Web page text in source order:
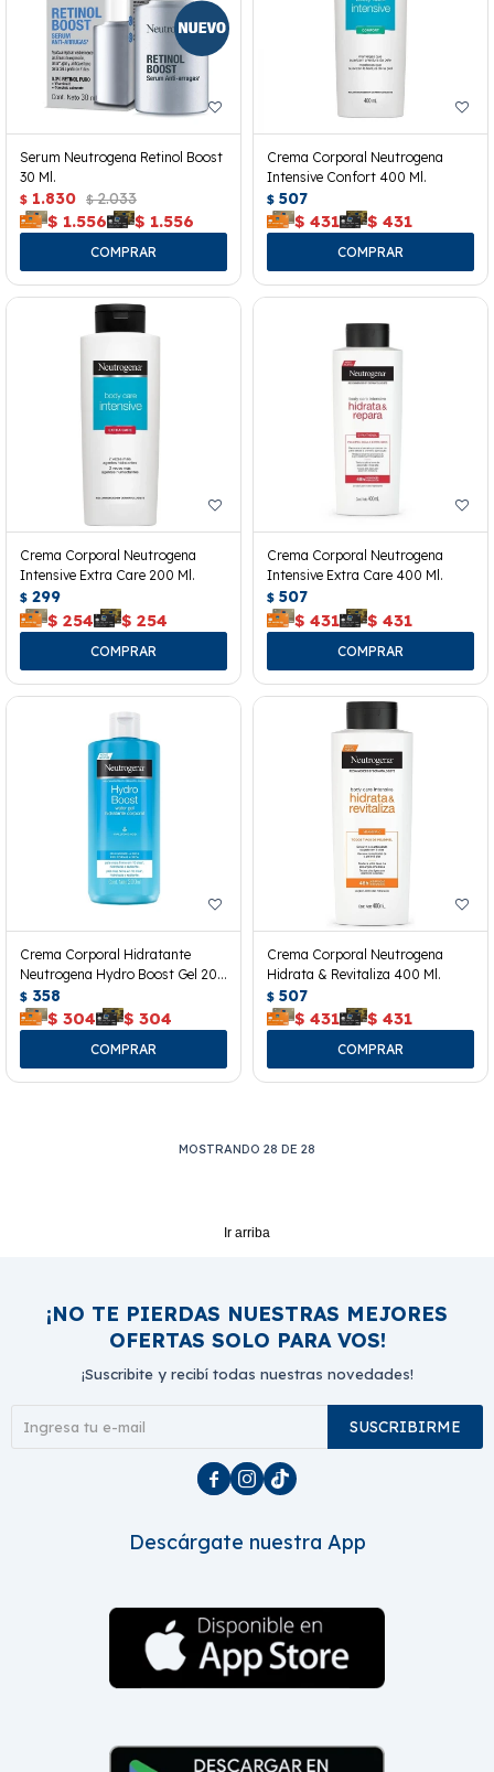
Serum Neutrogena Retinol Boost
30 Ml.
$ 1.830 $ 2.033
$ 1.556 $ 1.556
Crema Corporal Neutrogena
Intensive Confort 400 Ml.
$ 507
$ 431 $ 431
Crema Corporal Neutrogena
Intensive Extra Care 200 Ml.
$ 299
$ 254 $ 254
Crema Corporal Neutrogena
Intensive Extra Care 400 Ml.
$ 507
$ 431 $ 431
Crema Corporal Hidratante
Neutrogena Hydro Boost Gel 200
Ml.
$ 358
$ 304 $ 304
Crema Corporal Neutrogena
Hidrata & Revitaliza 400 Ml.
$ 507
$ 431 $ 431
MOSTRANDO 28 DE 28
Ir arriba
¡NO TE PIERDAS NUESTRAS MEJORES
OFERTAS SOLO PARA VOS!
¡Suscribite y recibí todas nuestras novedades!
SUSCRIBIRME
  
Descárgate nuestra App